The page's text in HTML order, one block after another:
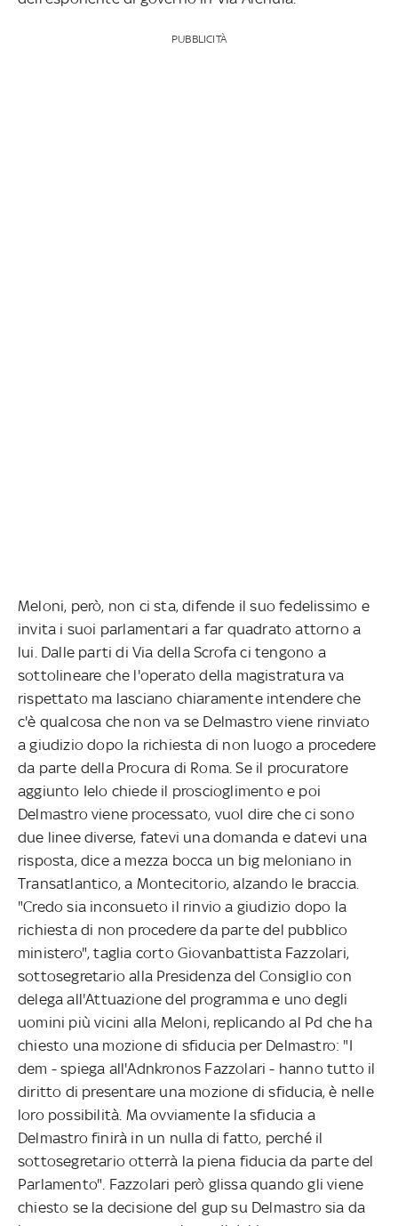
PUBBLICITÀ
Meloni, però, non ci sta, difende il suo fedelissimo e
invita i suoi parlamentari a far quadrato attorno a
lui. Dalle parti di Via della Scrofa ci tengono a
sottolineare che l'operato della magistratura va
rispettato ma lasciano chiaramente intendere che
c'è qualcosa che non va se Delmastro viene rinviato
a giudizio dopo la richiesta di non luogo a procedere
da parte della Procura di Roma. Se il procuratore
aggiunto Ielo chiede il proscioglimento e poi
Delmastro viene processato, vuol dire che ci sono
due linee diverse, fatevi una domanda e datevi una
risposta, dice a mezza bocca un big meloniano in
Transatlantico, a Montecitorio, alzando le braccia.
"Credo sia inconsueto il rinvio a giudizio dopo la
richiesta di non procedere da parte del pubblico
ministero", taglia corto Giovanbattista Fazzolari,
sottosegretario alla Presidenza del Consiglio con
delega all'Attuazione del programma e uno degli
uomini più vicini alla Meloni, replicando al Pd che ha
chiesto una mozione di sfiducia per Delmastro: "I
dem - spiega all'Adnkronos Fazzolari - hanno tutto il
diritto di presentare una mozione di sfiducia, è nelle
loro possibilità. Ma ovviamente la sfiducia a
Delmastro finirà in un nulla di fatto, perché il
sottosegretario otterrà la piena fiducia da parte del
Parlamento". Fazzolari però glissa quando gli viene
chiesto se la decisione del gup su Delmastro sia da